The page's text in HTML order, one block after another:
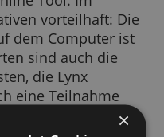
ein Demo-
regeln Anleger
Online Tool. Im
vorteilhaft: